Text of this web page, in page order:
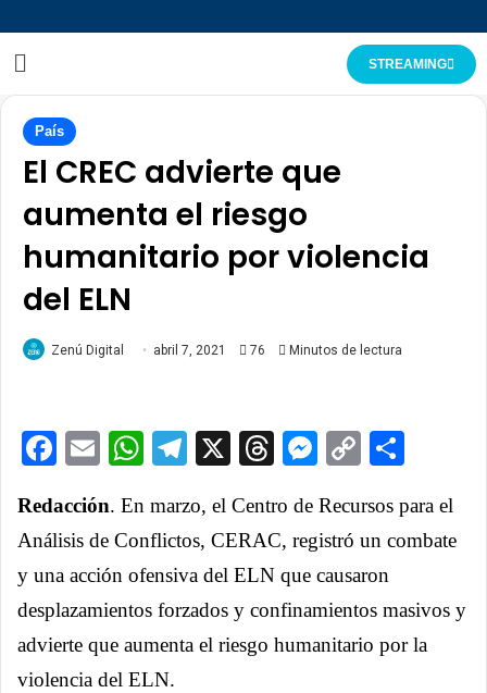
STREAMING
País
El CREC advierte que
aumenta el riesgo
humanitario por violencia
del ELN
Zenú Digital abril 7, 2021 76 Minutos de lectura
Facebook
EmailWhatsApp
Telegram
X ThreadsCopy
Redacción. En marzo, el Centro de Recursos para el
Análisis de Conflictos, CERAC, registró un combate
y una acción ofensiva del ELN que causaron
desplazamientos forzados y confinamientos masivos y
advierte que aumenta el riesgo humanitario por la
violencia del ELN.